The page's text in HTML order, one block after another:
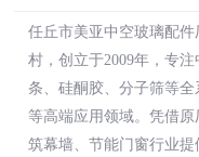
任丘市美亚中空玻璃配
村，创立于2009年，专
条、硅酮胶、分子筛等
等高端应用领域。凭借
筑幕墙、节能门窗行业